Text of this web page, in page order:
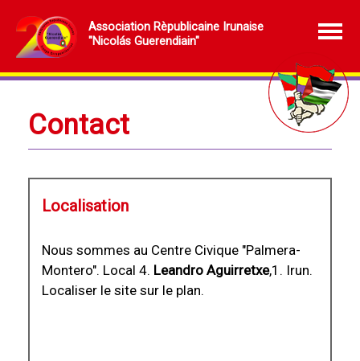
Association Rèpublicaine Irunaise
"Nicolás Guerendiain"
Contact
Localisation
Nous sommes au Centre Civique "Palmera-
Montero". Local 4. Leandro Aguirretxe,1. Irun.
Localiser le site sur le plan.